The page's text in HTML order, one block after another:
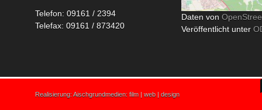
Telefon: 09161 / 2394
Telefax: 09161 / 873420
Daten von
Veröffentlicht unter
Realisierung: Aischgrundmedien: film | web | design